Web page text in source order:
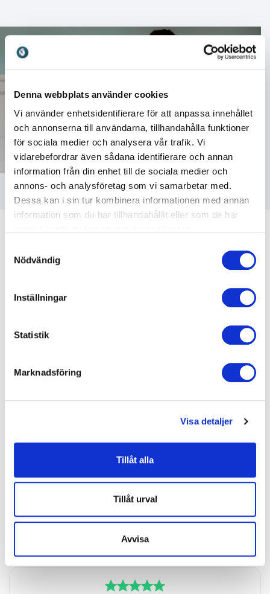
Denna webbplats använder cookies
Vi använder enhetsidentifierare för att anpassa innehållet
och annonserna till användarna, tillhandahålla funktioner
för sociala medier och analysera vår trafik. Vi
vidarebefordrar även sådana identifierare och annan
information från din enhet till de sociala medier och
annons- och analysföretag som vi samarbetar med.
Dessa kan i sin tur kombinera informationen med annan
information som du har tillhandahållit eller som de har
Nödvändig
Inställningar
Statistik
Marknadsföring
Visa detaljer
Tillåt alla
Tillåt urval
Avvisa
Agostina Maloberti, Administrativ Chef
5av5
Mycket bra, har gått ett flertal
Ledarskapsprogram/utbildningar och föreläsningar
under mina drygt 20 år som ledare/chef och denna
har varit överlägset bäst! Enkel att ta till sig,
använda i vardagen! Dessutom var det mycket skratt
och väldigt avslappnat.
Ricardo Heras Paleo